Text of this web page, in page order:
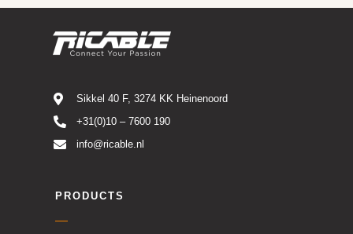
Sikkel 40 F, 3274 KK Heinenoord
+31(0)10 – 7600 190
info@ricable.nl
PRODUCTS